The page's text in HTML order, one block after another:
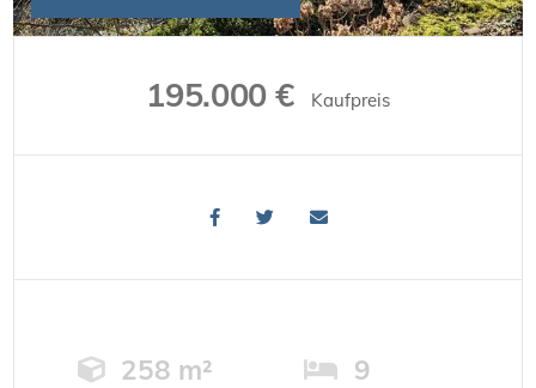
195.000 € Kaufpreis
258 m² 9